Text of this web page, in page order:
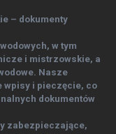
– dokumenty
w tym
i mistrzowskie, a
Nasze
wpisy i pieczęcie, co
dokumentów
zabezpieczające,